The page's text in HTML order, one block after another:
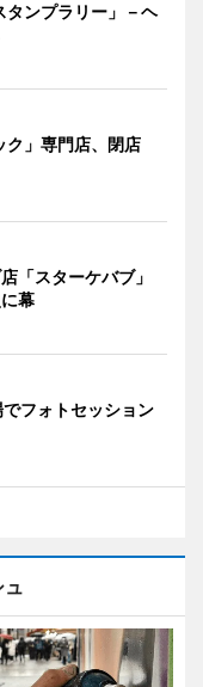
ンプラリー」－ヘ
ク」専門店、閉店
「スターケバブ」
幕
フォトセッション